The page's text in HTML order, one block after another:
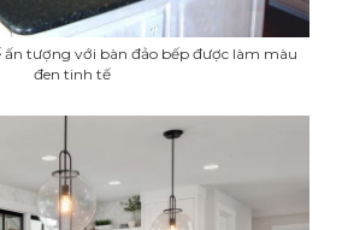
ấn tượng với bàn đảo bếp được làm màu
đen tinh tế